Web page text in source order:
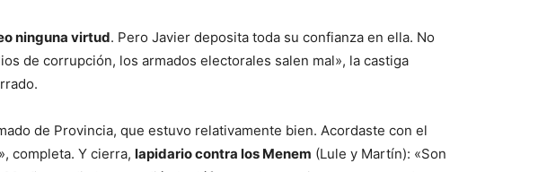
ve…
ninguna virtud. Pero Javier deposita toda su confianza en ella. No
de corrupción, los armados electorales salen mal», la castiga
de Provincia, que estuvo relativamente bien. Acordaste con el
completa. Y cierra, lapidario contra los Menem (Lule y Martín): «Son